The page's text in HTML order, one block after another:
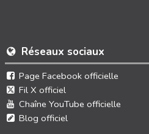
Réseaux sociaux
Page Facebook officielle
Fil X officiel
Chaîne YouTube officielle
Blog officiel